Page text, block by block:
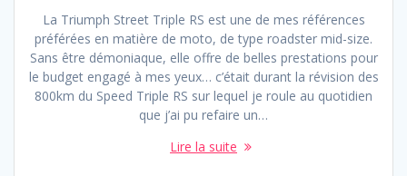
La Triumph Street Triple RS est une de mes références
préférées en matière de moto, de type roadster mid-size.
Sans être démoniaque, elle offre de belles prestations pour
le budget engagé à mes yeux… c’était durant la révision des
800km du Speed Triple RS sur lequel je roule au quotidien
que j’ai pu refaire un…
Lire la suite